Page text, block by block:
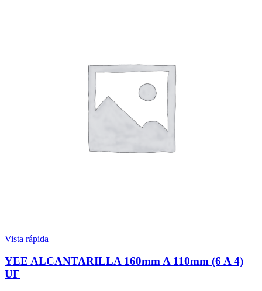
Vista rápida
YEE ALCANTARILLA 160mm A 110mm (6 A 4)
UF